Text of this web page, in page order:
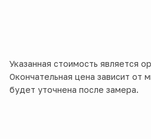
Указанная стоимость является
Окончательная цена зависит от
будет уточнена после замера.